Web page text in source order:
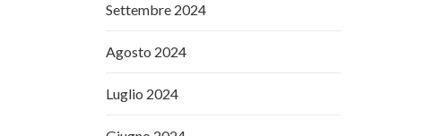
Settembre 2024
Agosto 2024
Luglio 2024